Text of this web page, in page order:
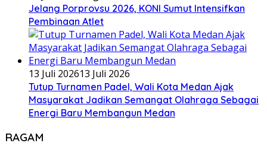
Jelang Porprovsu 2026, KONI Sumut Intensifkan
Pembinaan Atlet
13 Juli 202613 Juli 2026
Tutup Turnamen Padel, Wali Kota Medan Ajak
Masyarakat Jadikan Semangat Olahraga Sebagai
Energi Baru Membangun Medan
RAGAM